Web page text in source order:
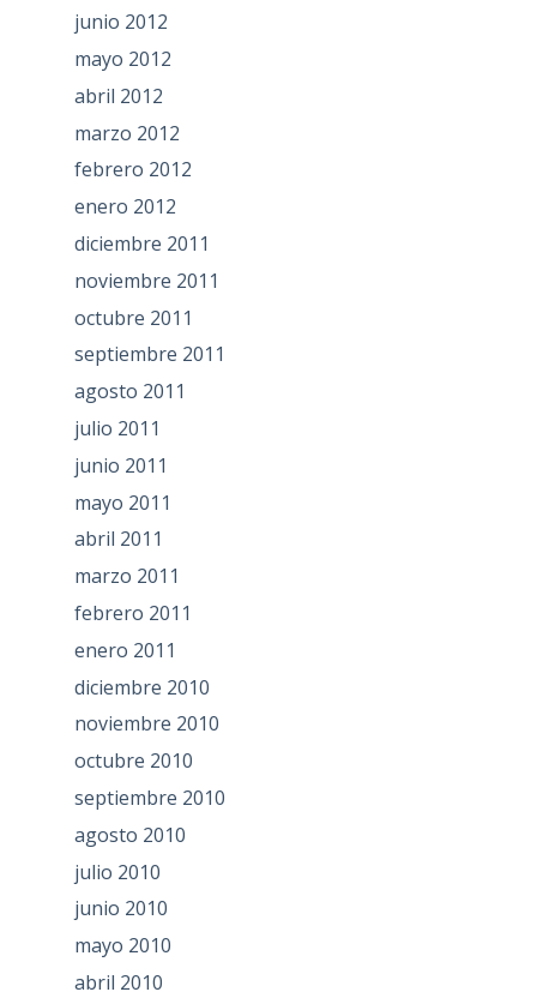
junio 2012
mayo 2012
abril 2012
marzo 2012
febrero 2012
enero 2012
diciembre 2011
noviembre 2011
octubre 2011
septiembre 2011
agosto 2011
julio 2011
junio 2011
mayo 2011
abril 2011
marzo 2011
febrero 2011
enero 2011
diciembre 2010
noviembre 2010
octubre 2010
septiembre 2010
agosto 2010
julio 2010
junio 2010
mayo 2010
abril 2010